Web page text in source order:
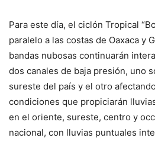
Para este día, el ciclón Tropical
paralelo a las costas de Oaxaca y
bandas nubosas continuarán
dos canales de baja presión, uno
sureste del país y el otro
condiciones que propiciarán
en el oriente, sureste, centro y
nacional, con lluvias puntuales